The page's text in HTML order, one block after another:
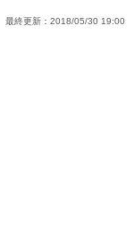
最終更新： 2018/05/30 19:00